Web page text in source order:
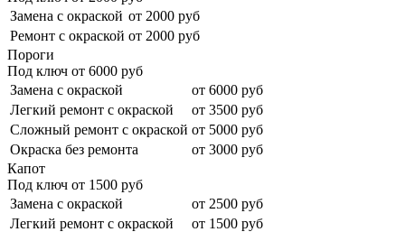
Замена с окраской от 2000 руб
Ремонт с окраской от 2000 руб
Пороги
Под ключ от 6000 руб
Замена с окраской
от 6000 руб
Легкий ремонт с окраской
от 3500 руб
Сложный ремонт с окраской от 5000 руб
Окраска без ремонта
от 3000 руб
Капот
Под ключ от 1500 руб
Замена с окраской
от 2500 руб
Легкий ремонт с окраской
от 1500 руб